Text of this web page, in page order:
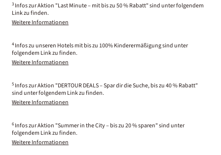
3 Infos zur Aktion "Last Minute – mit bis zu 50 % Rabatt" sind unter folgendem
Link zu finden.
Weitere Informationen
4 Infos zu unseren Hotels mit bis zu 100% Kinderermäßigung sind unter
folgendem Link zu finden.
Weitere Informationen
5 Infos zur Aktion "DERTOUR DEALS – Spar dir die Suche, bis zu 40 % Rabatt"
sind unter folgendem Link zu finden.
Weitere Informationen
6 Infos zur Aktion "Summer in the City – bis zu 20 % sparen" sind unter
folgendem Link zu finden.
Weitere Informationen